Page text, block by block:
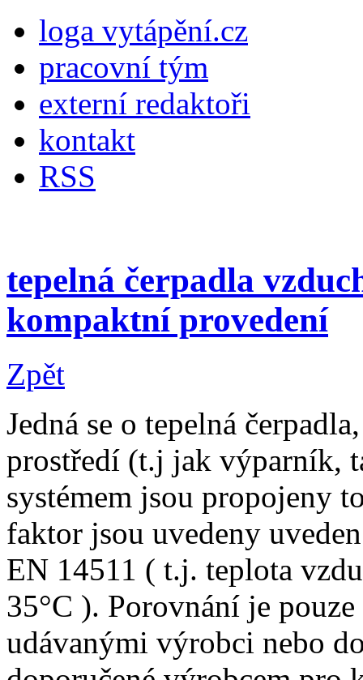
loga vytápění.cz
pracovní tým
externí redaktoři
kontakt
RSS
tepelná čerpadla
kompaktní provedení
Zpět
Jedná se o tepelná
prostředí (t.j jak výparník,
systémem jsou propojeny
faktor jsou uvedeny
EN 14511 ( t.j. teplota
35°C ). Porovnání je
udávanými výrobci nebo